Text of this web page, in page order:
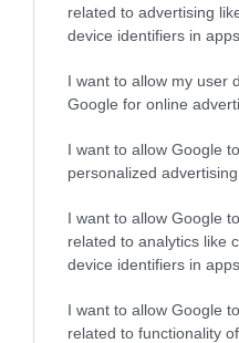
related to advertising
device identifiers in apps.
I want to allow my user
Google for online
I want to allow Google
personalized advertising.
I want to allow Google
related to analytics like
device identifiers in apps.
I want to allow Google
related to functionality
Όταν
κάνετε αμέσως
απομακρύνετε
το δέρμα σας. Να
αμέσως τα ρούχα
παράθυρα
Προσοχή όμως
να